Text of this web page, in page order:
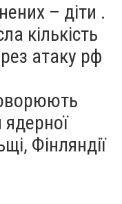
– діти .
кількість
атаку рф
Фінляндії